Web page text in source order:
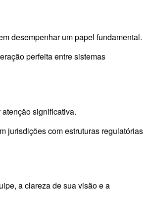
desempenhar um papel fundamental.
perfeita entre sistemas
significativa.
jurisdições com estruturas regulatórias
a clareza de sua visão e a